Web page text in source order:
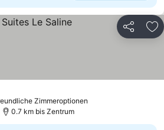
Teilen
Zimmeroptionen
0.7 km bis Zentrum